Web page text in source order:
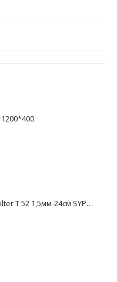
Накладка для утюга Silter Т 52 1,5мм-24см SYPC200 фторопластовая-алюминий